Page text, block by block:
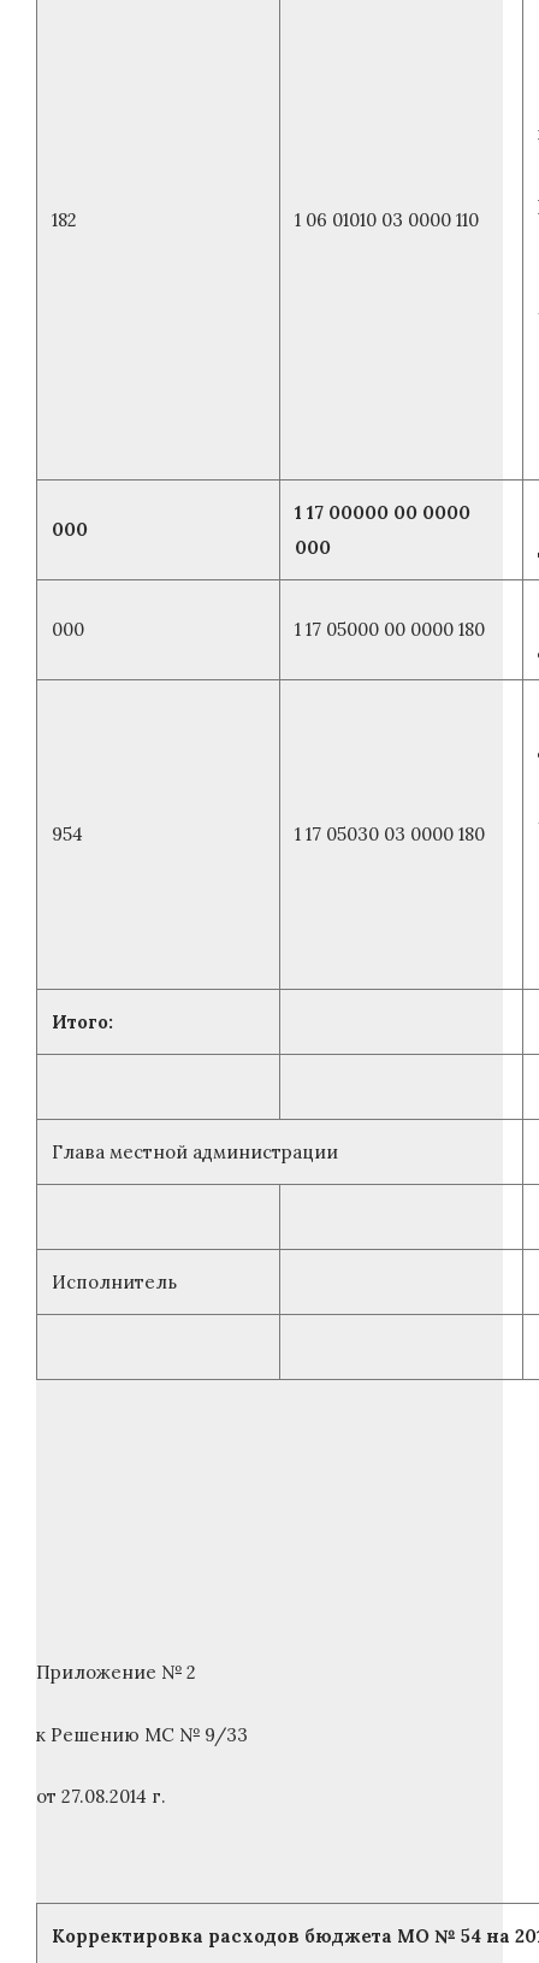
182 1 06 01010 03 0000 110
000
1 17 00000 00 0000
000
000 1 17 05000 00 0000 180
954 1 17 05030 03 0000 180
Итого:
Глава местной администрации
Исполнитель
Приложение № 2
к Решению МС № 9/33
от 27.08.2014 г.
Корректировка расходов бюджета МО № 54 на